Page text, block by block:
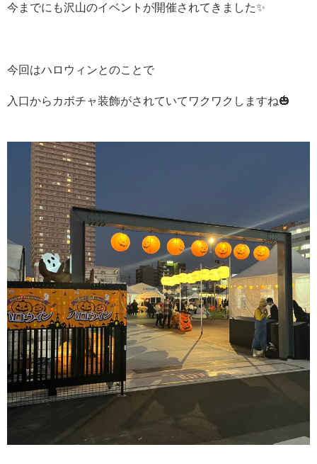
今までにも沢山のイベントが開催されてきました✨️
今回はハロウィンとのことで
入口からカボチャ装飾がされていて ワクワクしますね🎃